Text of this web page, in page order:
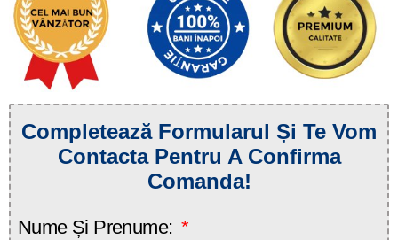
Completează Formularul Și Te Vom
Contacta Pentru A Confirma
Comanda!
Nume Și Prenume: